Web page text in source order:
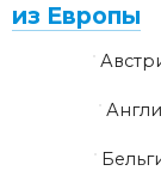
из Европы